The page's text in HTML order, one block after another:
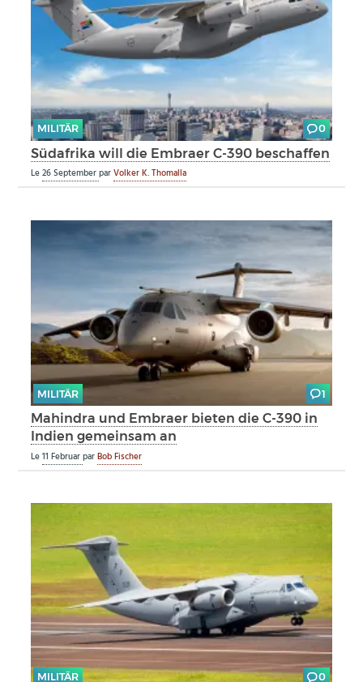
MILITÄR 0
Südafrika will die Embraer C-390 beschaffen
Le26 SeptemberparVolker K. Thomalla
MILITÄR 1
Mahindra und Embraer bieten die C-390 in
Indien gemeinsam an
Le11 FebruarparBob Fischer
MILITÄR 0